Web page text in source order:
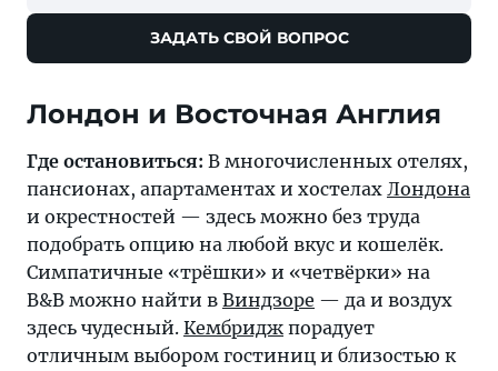
ЗАДАТЬ СВОЙ ВОПРОС
Лондон и Восточная Англия
Где остановиться: В многочисленных отелях,
пансионах, апартаментах и хостелах Лондона
и окрестностей — здесь можно без труда
подобрать опцию на любой вкус и кошелёк.
Симпатичные «трёшки» и «четвёрки» на
B&B можно найти в Виндзоре — да и воздух
здесь чудесный. Кембридж порадует
отличным выбором гостиниц и близостью к